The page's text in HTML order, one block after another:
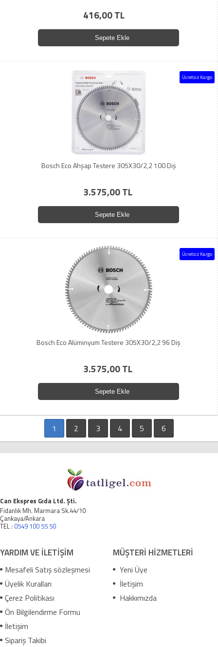
416,00 TL
Sepete Ekle
Ücretsiz Kargo
Bosch Eco Ahşap Testere 305X30/2,2 100 Diş
3.575,00 TL
Sepete Ekle
Ücretsiz Kargo
Bosch Eco Alüminyum Testere 305X30/2,2 96 Diş
3.575,00 TL
Sepete Ekle
1 2 3 4 5 6
Can Ekspres Gıda Ltd. Şti.
Fidanlık Mh. Marmara Sk.44/10
Çankaya/Ankara
TEL : 0549 100 55 50
YARDIM VE İLETİŞİM
Mesafeli Satış sözleşmesi
Üyelik Kuralları
Çerez Politikası
Ön Bilgilendirme Formu
İletişim
Sipariş Takibi
MÜŞTERİ HİZMETLERİ
Yeni Üye
İletişim
Hakkımızda